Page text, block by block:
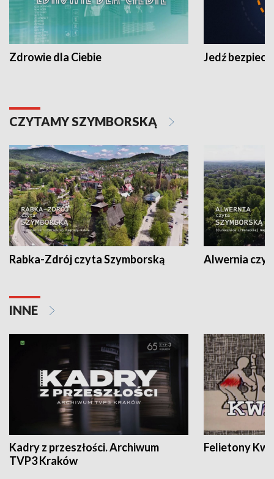
Zdrowie dla Ciebie Jedź
CZYTAMY SZYMBORSKĄ
Rabka-Zdrój czyta Szymborską Alwernia
INNE
Kadry z przeszłości. Archiwum
TVP3 Kraków
Felietony